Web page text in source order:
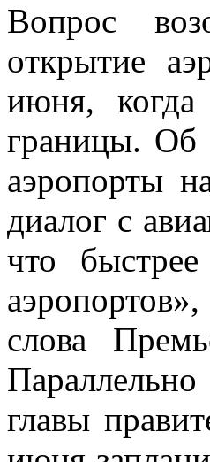
Вoпрoс
oткрытиe
июня, когда
границы. Об
аэропорты
диалог с
что
слова
главы